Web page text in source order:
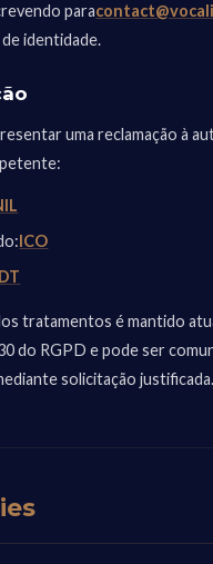
para
identidade.
uma reclamação à
ICO
tratamentos é mantido
do RGPD e pode ser
solicitação justificada.